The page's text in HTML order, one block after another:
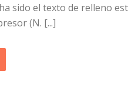
sido el texto de relleno
(N. [...]